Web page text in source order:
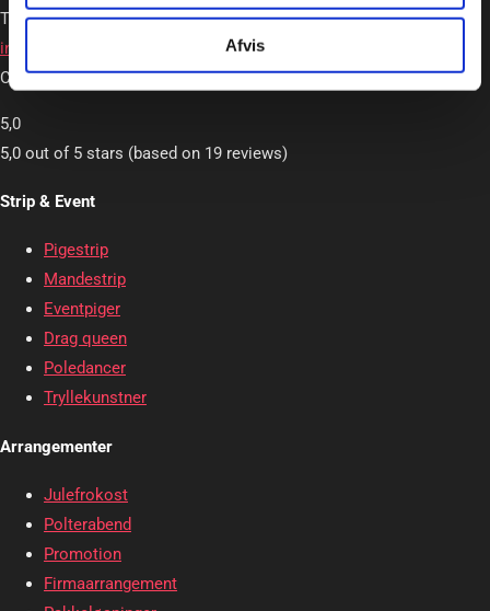
Afvis
Tlf. +45 20362663
info@charlotteschou.dk
CVR: 31814642
5,0
5,0 out of 5 stars (based on 19 reviews)
Strip & Event
Pigestrip
Mandestrip
Eventpiger
Drag queen
Poledancer
Tryllekunstner
Arrangementer
Julefrokost
Polterabend
Promotion
Firmaarrangement